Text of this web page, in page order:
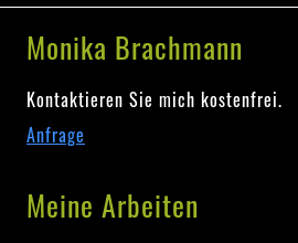
Monika Brachmann
Kontaktieren Sie mich kostenfrei.
Anfrage
Meine Arbeiten